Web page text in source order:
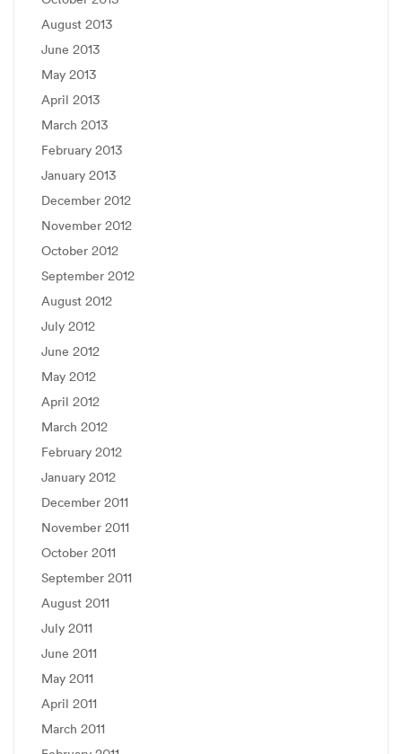
August 2013
June 2013
May 2013
April 2013
March 2013
February 2013
January 2013
December 2012
November 2012
October 2012
September 2012
August 2012
July 2012
June 2012
May 2012
April 2012
March 2012
February 2012
January 2012
December 2011
November 2011
October 2011
September 2011
August 2011
July 2011
June 2011
May 2011
April 2011
March 2011